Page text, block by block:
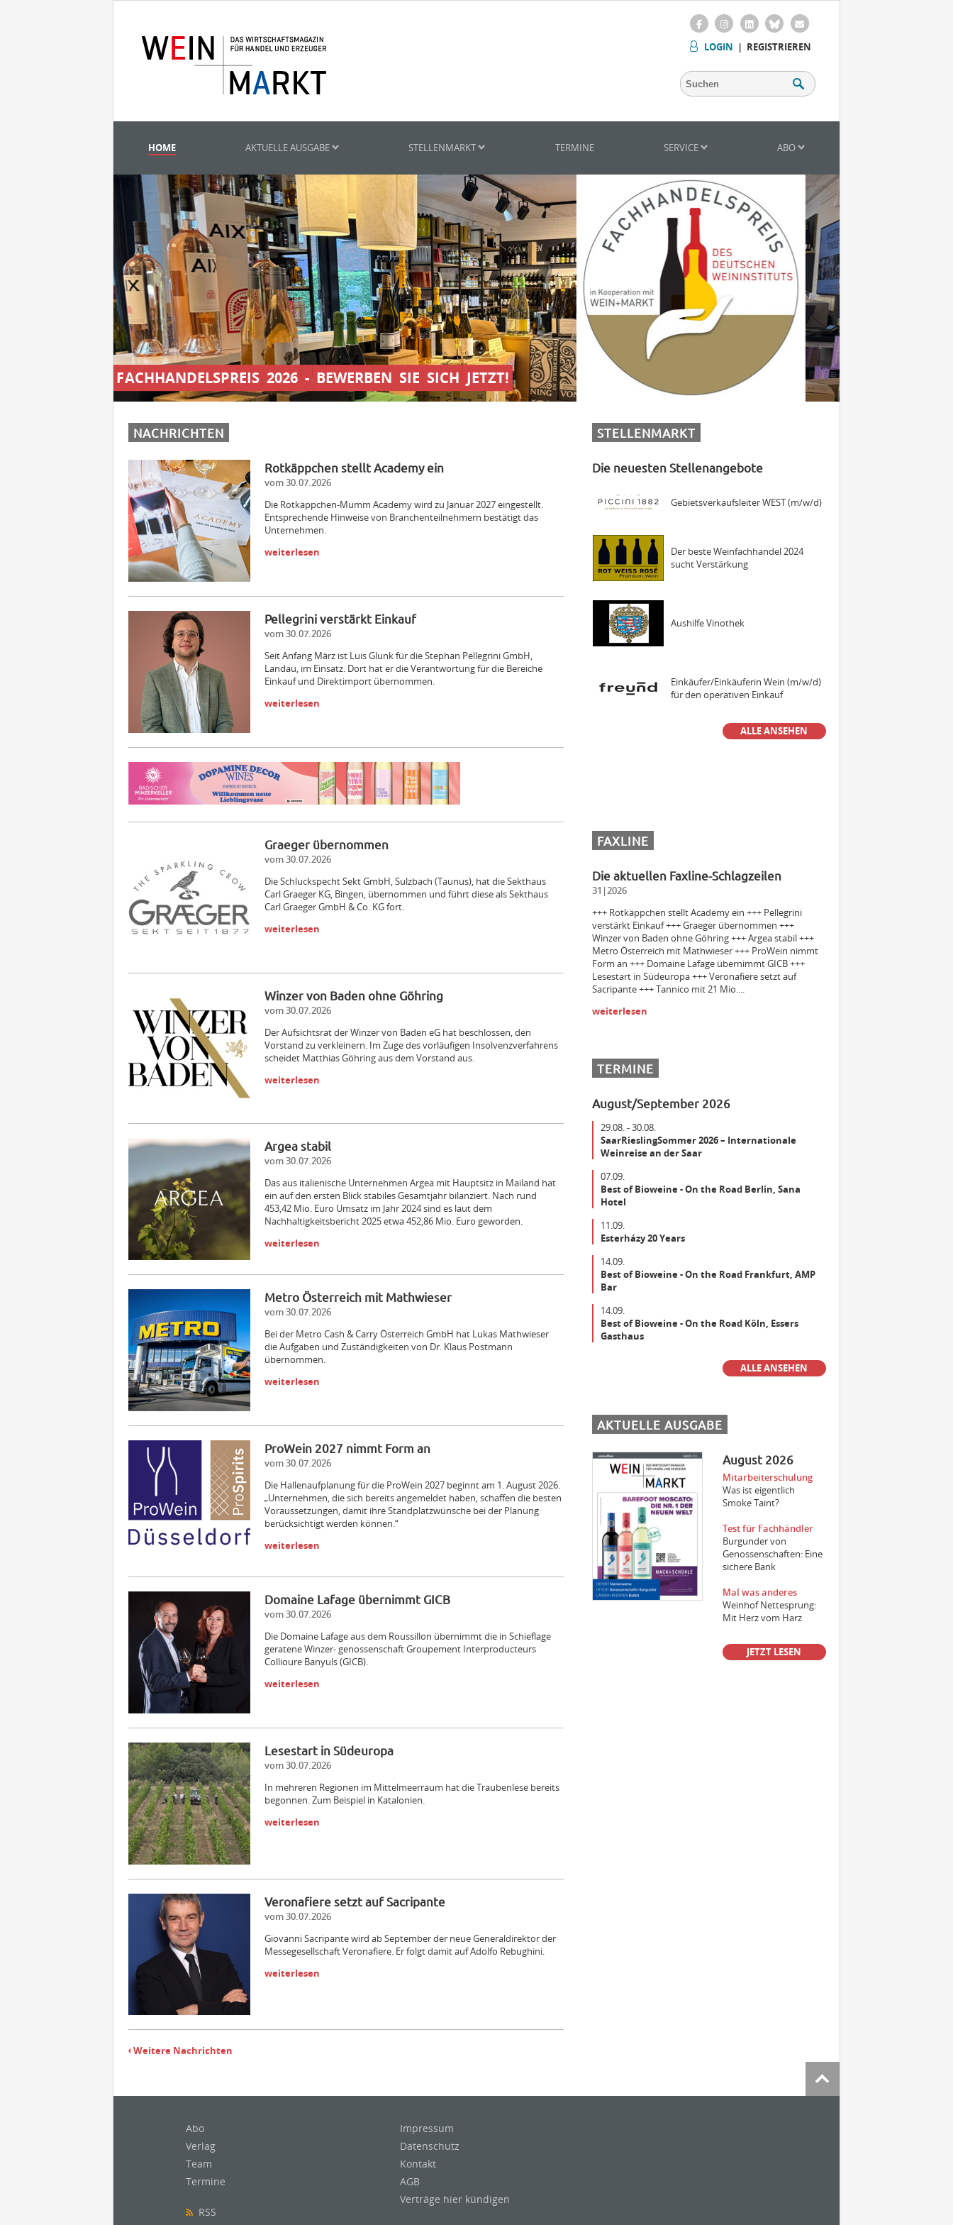
LOGIN | REGISTRIEREN
HOME AKTUELLE AUSGABE STELLENMARKT TERMINE SERVICE ABO
FACHHANDELSPREIS 2026 - BEWERBEN SIE SICH JETZT!
NACHRICHTEN
Rotkäppchen stellt Academy ein
vom 30.07.2026
Die Rotkäppchen-Mumm Academy wird zu Januar 2027 eingestellt.
Entsprechende Hinweise von Branchenteilnehmern bestätigt das
Unternehmen.
weiterlesen
Pellegrini verstärkt Einkauf
vom 30.07.2026
Seit Anfang März ist Luis Glunk für die Stephan Pellegrini GmbH,
Landau, im Einsatz. Dort hat er die Verantwortung für die Bereiche
Einkauf und Direktimport übernommen.
weiterlesen
Graeger übernommen
vom 30.07.2026
Die Schluckspecht Sekt GmbH, Sulzbach (Taunus), hat die Sekthaus
Carl Graeger KG, Bingen, übernommen und führt diese als Sekthaus
Carl Graeger GmbH & Co. KG fort.
weiterlesen
Winzer von Baden ohne Göhring
vom 30.07.2026
Der Aufsichtsrat der Winzer von Baden eG hat beschlossen, den
Vorstand zu verkleinern. Im Zuge des vorläufigen Insolvenzverfahrens
scheidet Matthias Göhring aus dem Vorstand aus.
weiterlesen
Argea stabil
vom 30.07.2026
Das aus italienische Unternehmen Argea mit Hauptsitz in Mailand hat
ein auf den ersten Blick stabiles Gesamtjahr bilanziert. Nach rund
453,42 Mio. Euro Umsatz im Jahr 2024 sind es laut dem
Nachhaltigkeitsbericht 2025 etwa 452,86 Mio. Euro geworden.
weiterlesen
Metro Österreich mit Mathwieser
vom 30.07.2026
Bei der Metro Cash & Carry Österreich GmbH hat Lukas Mathwieser
die Aufgaben und Zuständigkeiten von Dr. Klaus Postmann
übernommen.
weiterlesen
ProWein 2027 nimmt Form an
vom 30.07.2026
Die Hallenaufplanung für die ProWein 2027 beginnt am 1. August 2026.
„Unternehmen, die sich bereits angemeldet haben, schaffen die besten
Voraussetzungen, damit ihre Standplatzwünsche bei der Planung
berücksichtigt werden können.“
weiterlesen
Domaine Lafage übernimmt GICB
vom 30.07.2026
Die Domaine Lafage aus dem Roussillon übernimmt die in Schieflage
geratene Winzer- genossenschaft Groupement Interproducteurs
Collioure Banyuls (GICB).
weiterlesen
Lesestart in Südeuropa
vom 30.07.2026
In mehreren Regionen im Mittelmeerraum hat die Traubenlese bereits
begonnen. Zum Beispiel in Katalonien.
weiterlesen
Veronafiere setzt auf Sacripante
vom 30.07.2026
Giovanni Sacripante wird ab September der neue Generaldirektor der
Messegesellschaft Veronafiere. Er folgt damit auf Adolfo Rebughini.
weiterlesen
Weitere Nachrichten
STELLENMARKT
Die neuesten Stellenangebote
Mitarbeiter (m/w/d) Vinothek
Senior Brand Builder (m/w/d)
Maschinist Weinbau/Landwirt
Landmaschinenmechatroniker
Weinbau (m/w/d)
Gebietsverkaufsleiter WEST (m/w/d)
Der beste Weinfachhandel 2024
sucht Verstärkung
Aushilfe Vinothek
Einkäufer/Einkäuferin Wein (m/w/d)
für den operativen Einkauf
Außendienstmitarbeiter Bayern
Volontär (m/w/d)
Mitarbeiter (m/w/d) Vinothek
(m/w/d)
Landmaschinenmechatroniker
Der beste Weinfachhandel 2024
sucht Verstärkung
Aushilfe Vinothek
ALLE ANSEHEN
FAXLINE
Die aktuellen Faxline-Schlagzeilen
31|2026
+++ Rotkäppchen stellt Academy ein +++ Pellegrini
verstärkt Einkauf +++ Graeger übernommen +++
Winzer von Baden ohne Göhring +++ Argea stabil +++
Metro Österreich mit Mathwieser +++ ProWein nimmt
Form an +++ Domaine Lafage übernimmt GICB +++
Lesestart in Südeuropa +++ Veronafiere setzt auf
Sacripante +++ Tannico mit 21 Mio....
weiterlesen
TERMINE
August/September 2026
29.08. - 30.08.
SaarRieslingSommer 2026 – Internationale
Weinreise an der Saar
07.09.
Best of Bioweine - On the Road Berlin, Sana
Hotel
11.09.
Esterházy 20 Years
14.09.
Best of Bioweine - On the Road Frankfurt, AMP
Bar
14.09.
Best of Bioweine - On the Road Köln, Essers
Gasthaus
ALLE ANSEHEN
AKTUELLE AUSGABE
August 2026
Mitarbeiterschulung
Was ist eigentlich
Smoke Taint?
Test für Fachhändler
Burgunder von
Genossenschaften: Eine
sichere Bank
Mal was anderes
Weinhof Nettesprung:
Mit Herz vom Harz
JETZT LESEN
Abo
Verlag
Team
Termine
RSS
Impressum
Datenschutz
Kontakt
AGB
Verträge hier kündigen